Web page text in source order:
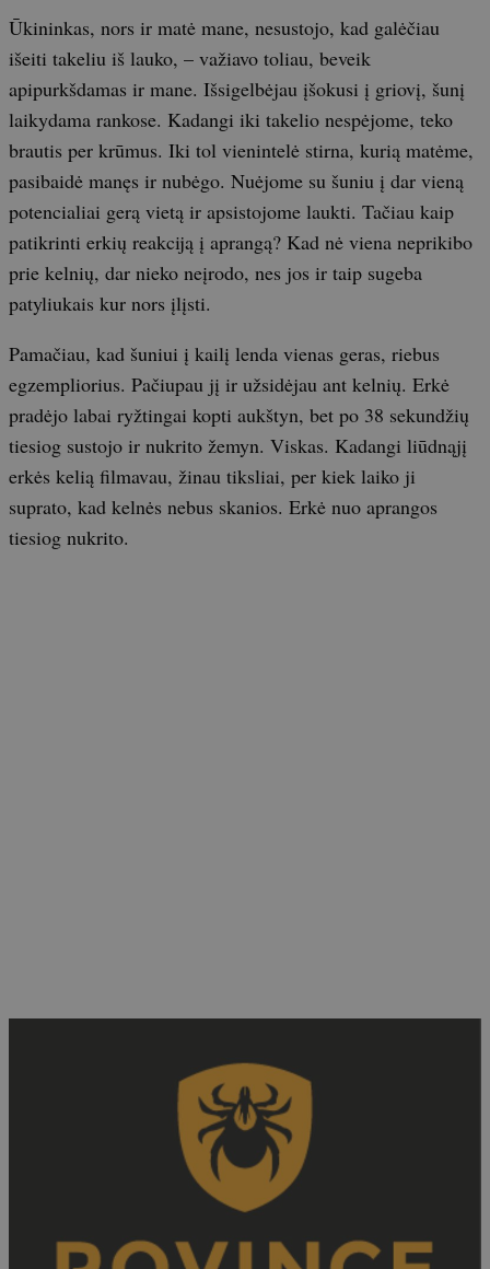
Ūkininkas, nors ir matė mane, nesustojo, kad galėčiau
išeiti takeliu iš lauko, – važiavo toliau, beveik
apipurkšdamas ir mane. Išsigelbėjau įšokusi į griovį, šunį
laikydama rankose. Kadangi iki takelio nespėjome, teko
brautis per krūmus. Iki tol vienintelė stirna, kurią matėme,
pasibaidė manęs ir nubėgo. Nuėjome su šuniu į dar vieną
potencialiai gerą vietą ir apsistojome laukti. Tačiau kaip
patikrinti erkių reakciją į aprangą? Kad nė viena neprikibo
prie kelnių, dar nieko neįrodo, nes jos ir taip sugeba
patyliukais kur nors įlįsti.
Pamačiau, kad šuniui į kailį lenda vienas geras, riebus
egzempliorius. Pačiupau jį ir užsidėjau ant kelnių. Erkė
pradėjo labai ryžtingai kopti aukštyn, bet po 38 sekundžių
tiesiog sustojo ir nukrito žemyn. Viskas. Kadangi liūdnąjį
erkės kelią filmavau, žinau tiksliai, per kiek laiko ji
suprato, kad kelnės nebus skanios. Erkė nuo aprangos
tiesiog nukrito.